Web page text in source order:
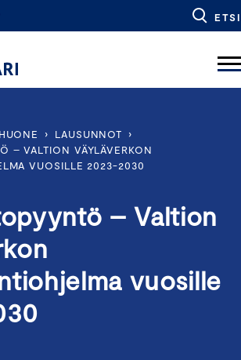
ETSI
› LAUSUNNOT
›
– VALTION VÄYLÄVERKON
VUOSILLE 2023-2030
– Valtion
vuosille